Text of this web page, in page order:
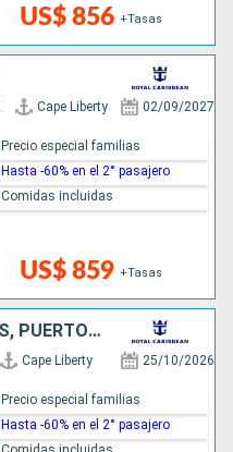
US$ 856 +Tasas
Cape Liberty 02/09/2027
US$ 859 +Tasas
Precio especial familias
Hasta -60% en el 2° pasajero
Comidas incluidas
ESTADOS UNIDOS, BAHAMAS, PUERTO RICO, REPÚBLICA DOMINICANA
Cape Liberty 25/10/2026
Precio especial familias
Hasta -60% en el 2° pasajero